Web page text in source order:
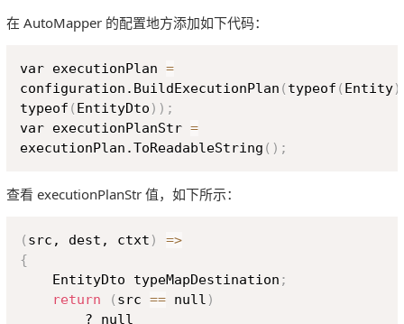
在 AutoMapper 的配置地方添加如下代码：
var executionPlan =
configuration.BuildExecutionPlan ( typeof ( Entity)
typeof ( EntityDto )) ;
var executionPlanStr =
executionPlan.ToReadableString ( ) ;
查看 executionPlanStr 值，如下所示：
( src, dest, ctxt ) =>
{
    EntityDto typeMapDestination
;
return
( src == null )